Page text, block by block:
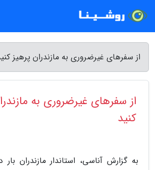
از سفرهای غیرضروری به مازندران پرهیز
از سفرهای غیرضروری به
کنید
به گزارش آناسی، استاندار مازندران